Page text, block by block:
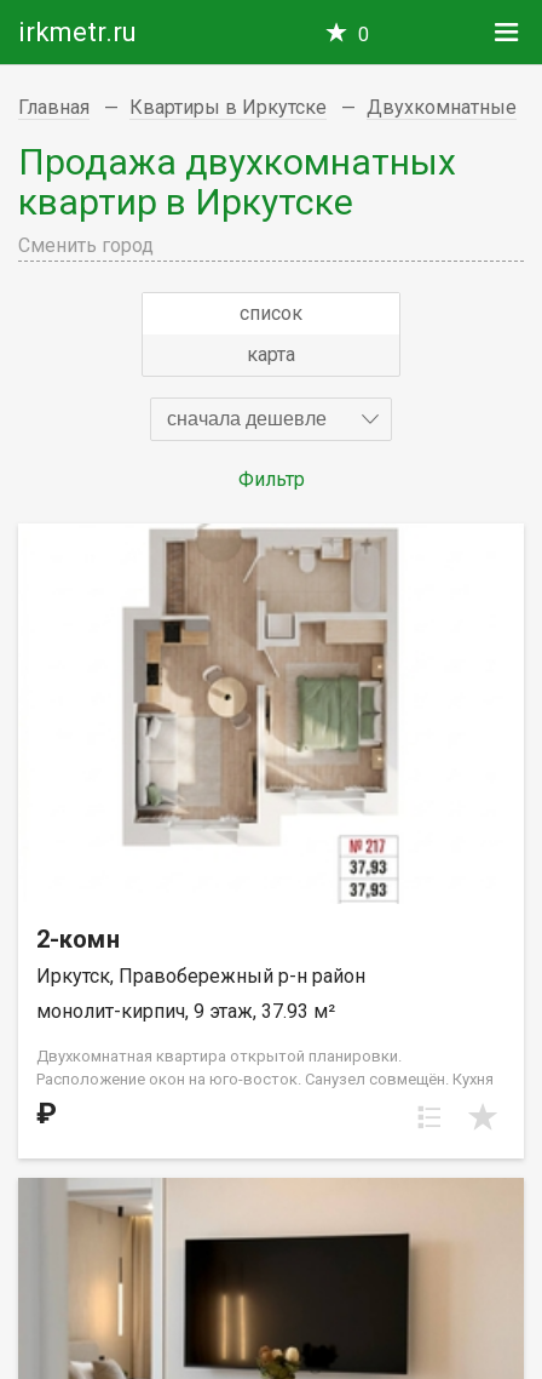
irkmetr.ru 0
Главная Квартиры в Иркутске Двухкомнатные
Продажа двухкомнатных
квартир в Иркутске
Сменить город
список
карта
сначала дешевле
Фильтр
2-комн
Иркутск, Правобережный р-н район
монолит-кирпич, 9 этаж, 37.93 м²
Двухкомнатная квартира открытой планировки.
Расположение окон на юго-восток. Санузел совмещён. Кухня
выделена в нишу. Идеальное решение для первого жилья или
в качестве инвестиций. Прекрасно подойдет молодой семье
₽